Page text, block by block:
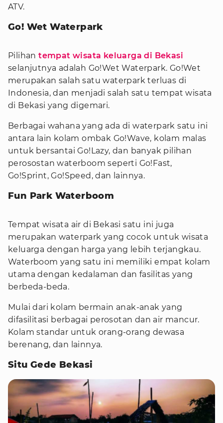
ATV.
Go! Wet Waterpark
Pilihantempat wisata keluarga di Bekasi
selanjutnya adalah Go!Wet Waterpark. Go!Wet
merupakan salah satu waterpark terluas di
Indonesia, dan menjadi salah satu tempat wisata
di Bekasi yang digemari.
Berbagai wahana yang ada di waterpark satu ini
antara lain kolam ombak Go!Wave, kolam malas
untuk bersantai Go!Lazy, dan banyak pilihan
perosostan waterboom seperti Go!Fast,
Go!Sprint, Go!Speed, dan lainnya.
Fun Park Waterboom
Tempat wisata air di Bekasi satu ini juga
merupakan waterpark yang cocok untuk wisata
keluarga dengan harga yang lebih terjangkau.
Waterboom yang satu ini memiliki empat kolam
utama dengan kedalaman dan fasilitas yang
berbeda-beda.
Mulai dari kolam bermain anak-anak yang
difasilitasi berbagai perosotan dan air mancur.
Kolam standar untuk orang-orang dewasa
berenang, dan lainnya.
Situ Gede Bekasi